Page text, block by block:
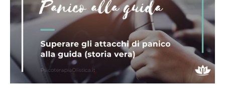
guida:
cosa
fare
superarli
(storia